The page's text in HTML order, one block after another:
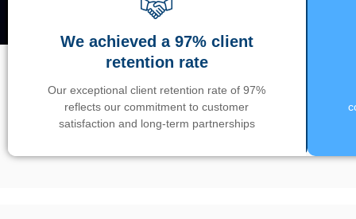
We achieved a 97% client
retention rate
Our exceptional client retention rate of 97%
reflects our commitment to customer
satisfaction and long-term partnerships